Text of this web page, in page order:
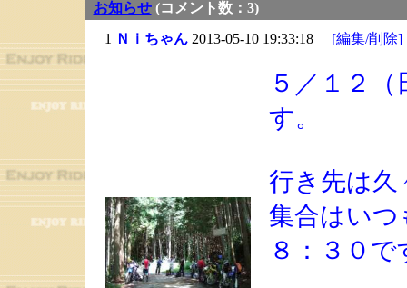
お知らせ(コメント数：3)
1
Ｎｉちゃん2013-05-10 19:33:18 [編集/削除]
５／１２
す。
行き先は久
集合はい
８：３０で